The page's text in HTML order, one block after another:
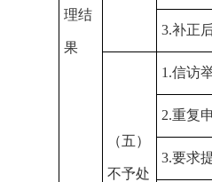
理结
果
3.补正
（五）
不予处
1.信访
2.重复
3.要求